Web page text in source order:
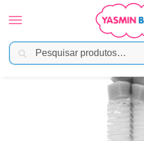
Início Amamentação / Mamadeiras